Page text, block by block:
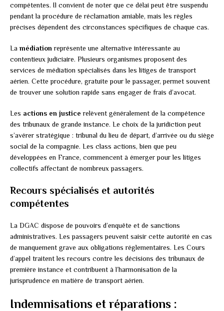
compétentes. Il convient de noter que ce délai peut être suspendu
pendant la procédure de réclamation amiable, mais les règles
précises dépendent des circonstances spécifiques de chaque cas.
La médiation représente une alternative intéressante au
contentieux judiciaire. Plusieurs organismes proposent des
services de médiation spécialisés dans les litiges de transport
aérien. Cette procédure, gratuite pour le passager, permet souvent
de trouver une solution rapide sans engager de frais d’avocat.
Les actions en justice relèvent généralement de la compétence
des tribunaux de grande instance. Le choix de la juridiction peut
s’avérer stratégique : tribunal du lieu de départ, d’arrivée ou du siège
social de la compagnie. Les class actions, bien que peu
développées en France, commencent à émerger pour les litiges
collectifs affectant de nombreux passagers.
Recours spécialisés et autorités
compétentes
La DGAC dispose de pouvoirs d’enquête et de sanctions
administratives. Les passagers peuvent saisir cette autorité en cas
de manquement grave aux obligations réglementaires. Les Cours
d’appel traitent les recours contre les décisions des tribunaux de
première instance et contribuent à l’harmonisation de la
jurisprudence en matière de transport aérien.
Indemnisations et réparations :